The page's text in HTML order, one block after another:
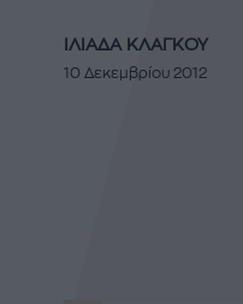
ΙΛΙΑΔΑ ΚΛΑΓΚΟΥ
10 Δεκεμβρίου 2012